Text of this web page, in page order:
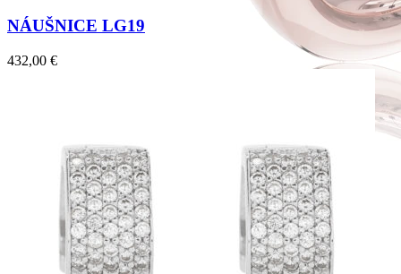
Forever Collection
Zásnubné prstne z kolekcie Forever.
NÁUŠNICE LG19
432,00 €